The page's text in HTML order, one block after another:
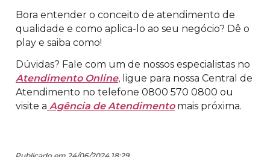
Bora entender o conceito de atendimento de
qualidade e como aplica-lo ao seu negócio? Dê o
play e saiba como!
Dúvidas? Fale com um de nossos especialistas no
Atendimento Online, ligue para nossa Central de
Atendimento no telefone 0800 570 0800 ou
visite a Agência de Atendimentomais próxima.